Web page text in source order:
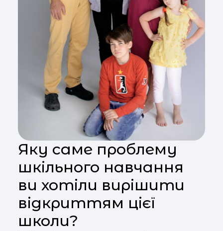
Яку саме проблему
шкільного навчання
ви хотіли вирішити
відкриттям цієї
школи?